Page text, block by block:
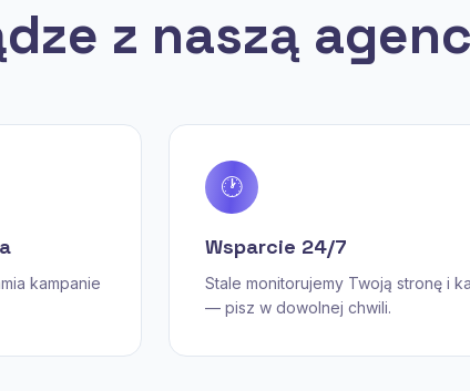
z naszą
kampanie
🕐
Wsparcie 24/7
Stale monitorujemy Twoją stronę i
— pisz w dowolnej chwili.